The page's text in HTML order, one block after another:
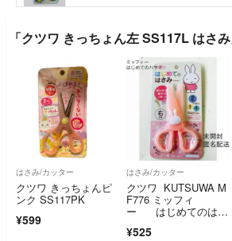
「クツワ きっちょん左 SS117L はさ
はさみ/カッター
クツワ きっちょんピ
ンク SS117PK
¥599
はさみ/カッター
クツワ KUTSUWA M
F776 ミッフィ
ー はじめてのはさ
¥525